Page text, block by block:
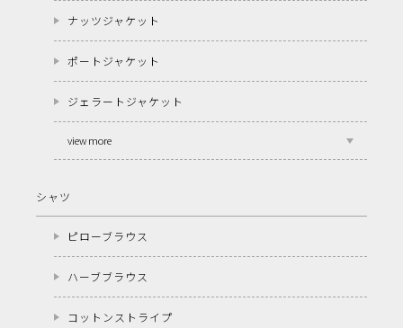
ナッツジャケット
ポートジャケット
ジェラートジャケット
view more
シャツ
ピローブラウス
ハーブブラウス
コットンストライプ